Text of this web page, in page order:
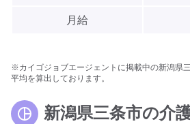
月給
※カイゴジョブエージェントに掲載中の新潟県
平均を算出しております。
新潟県三条市の介